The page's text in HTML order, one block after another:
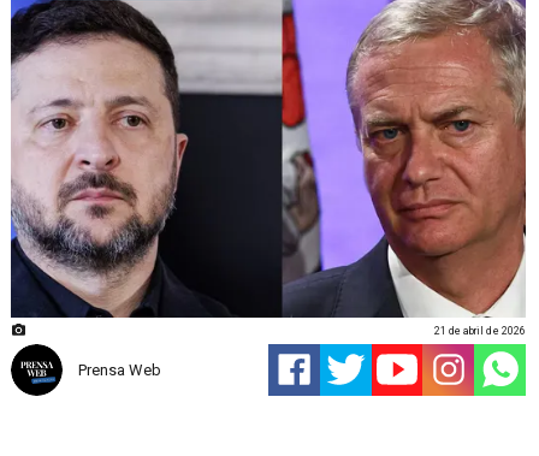
Prensa Web
21 de abril de 2026